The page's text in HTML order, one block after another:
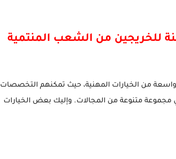
للخريجين من الشعب المنتمية
واسعة من الخيارات المهنية، حيث تمكنهم التخصصات
مجموعة متنوعة من المجالات. وإليك بعض الخيارات